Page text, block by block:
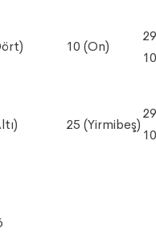
10 (On)
25 (Yirmibeş)